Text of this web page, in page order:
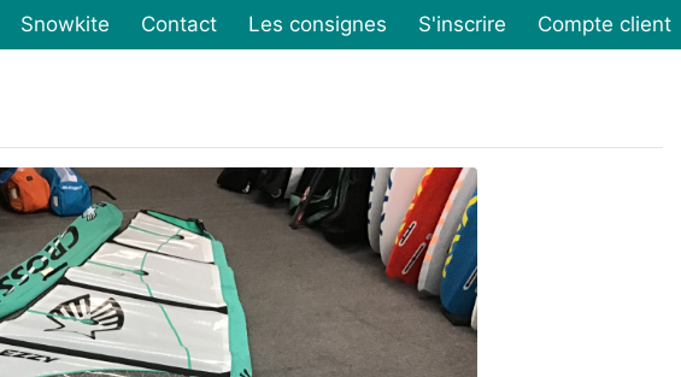
Snowkite Contact Les consignes S'inscrire Compte client